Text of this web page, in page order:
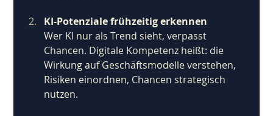
KI-Potenziale frühzeitig erkennen
Wer KI nur als Trend sieht, verpasst
Chancen. Digitale Kompetenz heißt: die
Wirkung auf Geschäftsmodelle verstehen,
Risiken einordnen, Chancen strategisch
nutzen.